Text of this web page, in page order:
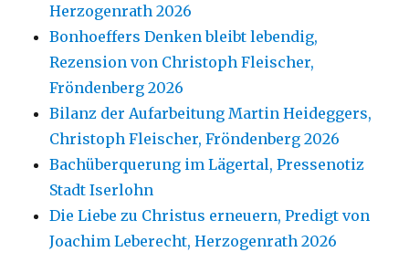
Herzogenrath 2026
Bonhoeffers Denken bleibt lebendig,
Rezension von Christoph Fleischer,
Fröndenberg 2026
Bilanz der Aufarbeitung Martin Heideggers,
Christoph Fleischer, Fröndenberg 2026
Bachüberquerung im Lägertal, Pressenotiz
Stadt Iserlohn
Die Liebe zu Christus erneuern, Predigt von
Joachim Leberecht, Herzogenrath 2026